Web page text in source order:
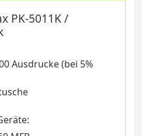
PK-5011K /
Ausdrucke (bei 5%